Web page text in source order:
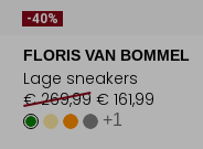
-40%
FLORIS VAN BOMMEL
Lage sneakers
€ 269,99 € 161,99
+1